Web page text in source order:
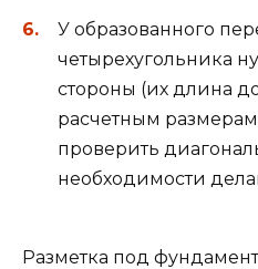
У образованного
четырехугольника
стороны (их длина
расчетным
проверить
необходимости
Разметка под